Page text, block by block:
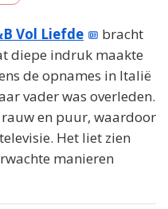
Vol Liefde
bracht
diepe indruk maakte
de opnames in Italië
vader was overleden.
en puur, waardoor
Het liet zien
manieren